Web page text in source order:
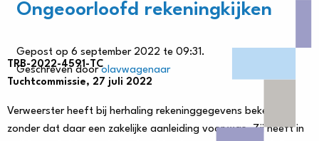
Ongeoorloofd rekeningkijken
Gepost op 6 september 2022 te 09:31.
Geschreven doorolavwagenaar
TRB-2022-4591-TC
Tuchtcommissie, 27 juli 2022
Verweerster heeft bij herhaling rekeninggegevens bekeken
zonder dat daar een zakelijke aanleiding voor was. Zij heeft in